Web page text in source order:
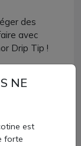
des
avec
Drip Tip !
en
pour ne
celui
NE
est
forte